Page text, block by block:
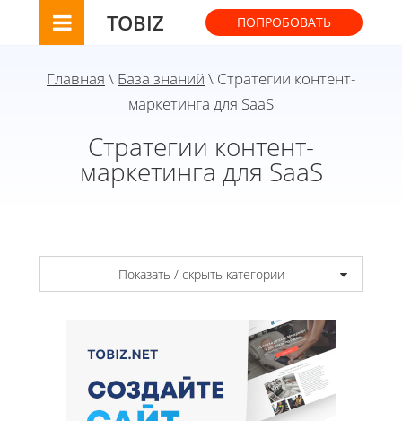
TOBIZ ПОПРОБОВАТЬ
Главная \ База знаний \ Стратегии контент-
маркетинга для SaaS
Стратегии контент-
маркетинга для SaaS
Показать / скрыть категории